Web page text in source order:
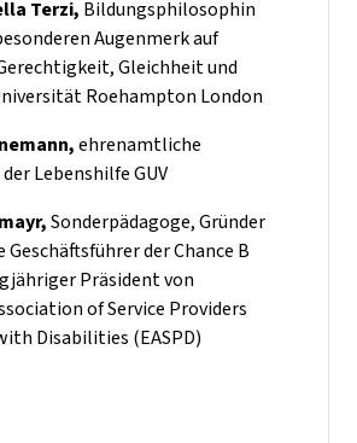
Terzi, Bildungsphilosophin
Augenmerk auf
Gleichheit und
Roehampton London
ehrenamtliche
Lebenshilfe GUV
Sonderpädagoge, Gründer
Geschäftsführer der Chance B
Präsident von
of Service Providers
Disabilities (EASPD)